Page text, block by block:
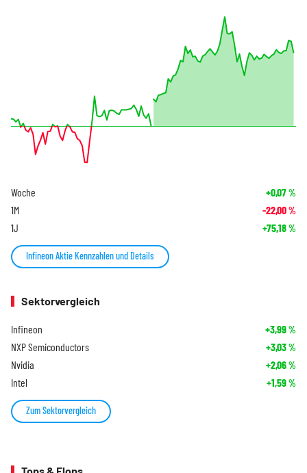
Woche +0,07%
1M -22,00%
1J +75,18%
Infineon Aktie Kennzahlen und Details
Sektorvergleich
Infineon +3,99%
NXP Semiconductors +3,03%
Nvidia +2,06%
Intel +1,59%
Zum Sektorvergleich
Tops & Flops